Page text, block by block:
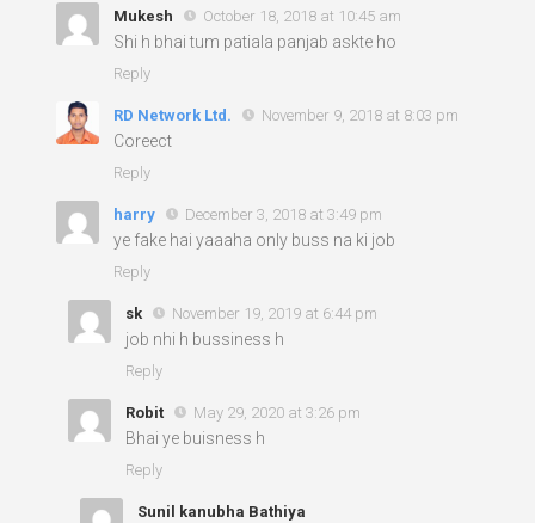
Mukesh October 18, 2018 at 10:45 am
Shi h bhai tum patiala panjab askte ho
Reply
RD Network Ltd. November 9, 2018 at 8:03 pm
Coreect
Reply
harry December 3, 2018 at 3:49 pm
ye fake hai yaaaha only buss na ki job
Reply
sk November 19, 2019 at 6:44 pm
job nhi h bussiness h
Reply
Robit May 29, 2020 at 3:26 pm
Bhai ye buisness h
Reply
Sunil kanubha Bathiya